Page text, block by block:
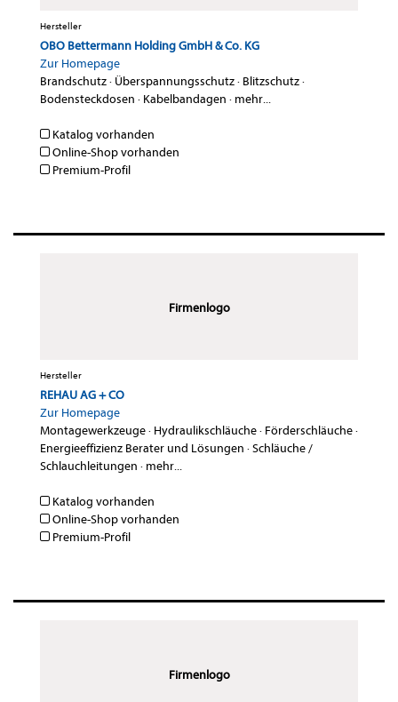
Hersteller
OBO Bettermann Holding GmbH & Co. KG
Zur Homepage
Brandschutz· Überspannungsschutz· Blitzschutz·
Bodensteckdosen · Kabelbandagen · mehr...
Katalog vorhanden
Online-Shop vorhanden
Premium-Profil
Firmenlogo
Hersteller
REHAU AG + CO
Zur Homepage
Montagewerkzeuge· Hydraulikschläuche· Förderschläuche·
Energieeffizienz Berater und Lösungen ·Schläuche /
Schlauchleitungen · mehr...
Katalog vorhanden
Online-Shop vorhanden
Premium-Profil
Firmenlogo